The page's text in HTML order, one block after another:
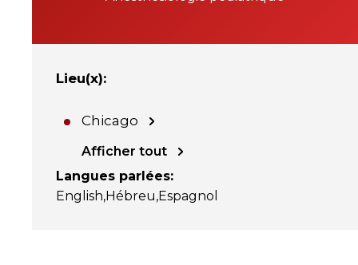
Lieu(x):
Chicago
Afficher tout
Langues parlées:
English Hébreu Espagnol